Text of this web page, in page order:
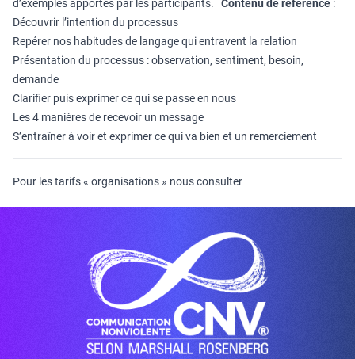
d’exemples apportés par les participants. Contenu de référence :
Découvrir l’intention du processus
Repérer nos habitudes de langage qui entravent la relation
Présentation du processus : observation, sentiment, besoin,
demande
Clarifier puis exprimer ce qui se passe en nous
Les 4 manières de recevoir un message
S’entraîner à voir et exprimer ce qui va bien et un remerciement
Pour les tarifs « organisations » nous consulter